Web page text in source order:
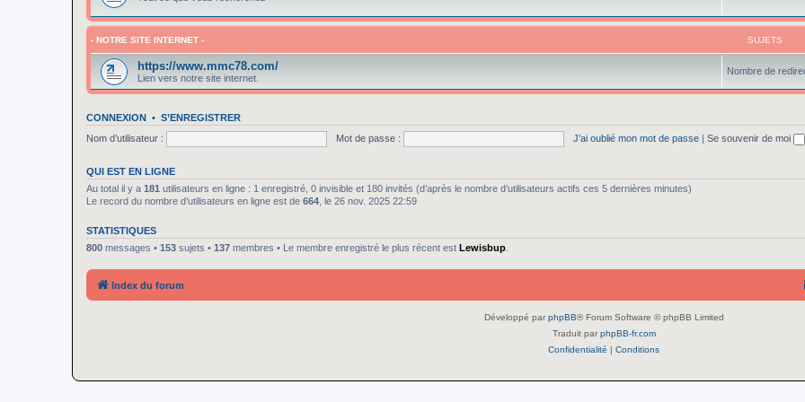
- NOTRE SITE INTERNET - SUJETS
https://www.mmc78.com/
Lien vers notre site internet.
Nombre de
CONNEXION • S’ENREGISTRER
Nom d’utilisateur :
Mot de passe : J’ai oublié mon mot de passe | Se souvenir de moi
QUI EST EN LIGNE
Au total il y a 181 utilisateurs en ligne : 1 enregistré, 0 invisible et 180 invités (d’après le nombre d’utilisateurs actifs ces 5 dernières minutes)
Le record du nombre d’utilisateurs en ligne est de 664 , le 26 nov. 2025 22:59
STATISTIQUES
800 messages • 153 sujets • 137 membres • Le membre enregistré le plus récent est Lewisbup
Index du forum
Développé par phpBB® Forum Software © phpBB Limited
Traduit par phpBB-fr.com
Confidentialité | Conditions